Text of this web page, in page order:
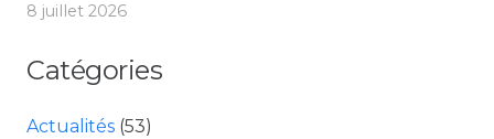
8 juillet 2026
Catégories
Actualités (53)